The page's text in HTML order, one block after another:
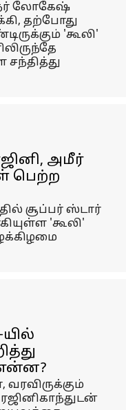
லோகேஷ்
தற்போது
'கூலி'
அமீர்
பெற்ற
சூப்பர் ஸ்டார்
'கூலி'
யில்
என்ன?
வரவிருக்கும்